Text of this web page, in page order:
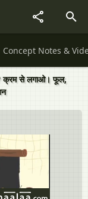
Concept Notes &
क्रम से लगाओ। फूल,